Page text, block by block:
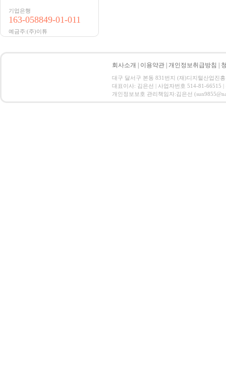
기업은행
163-058849-01-011
예금주:(주)이튜
회사소개 이용약관 개인정보취급방침
대구 달서구 본동 831번지 (재)디지털산업진
대표이사: 김은선 | 사업자번호 514-81-66515
개인정보보호 관리책임자:김은선